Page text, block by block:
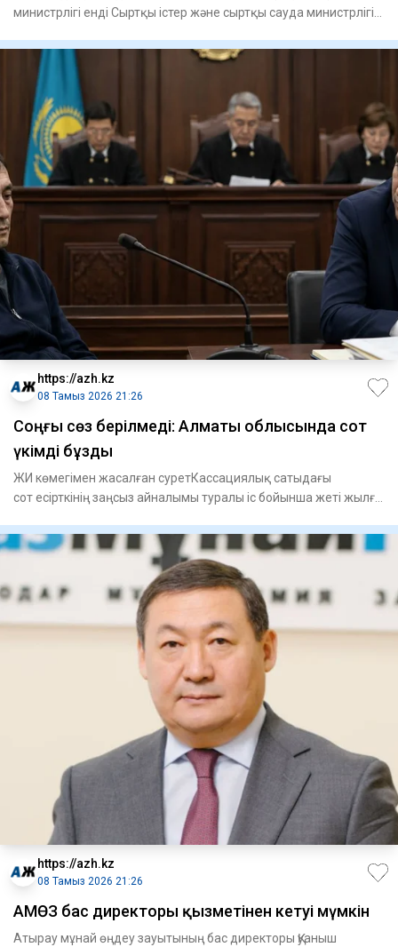
министрлігі енді Сыртқы істер және сыртқы сауда министрлігі
https://azh.kz
08 Тамыз 2026 21:26
​Соңғы сөз берілмеді: Алматы облысында сот
үкімді бұзды
ЖИ көмегімен жасалған суретКассациялық сатыдағы
сот есірткінің заңсыз айналымы туралы іс бойынша жеті жылға
https://azh.kz
08 Тамыз 2026 21:26
АМӨЗ бас директоры қызметінен кетуі мүмкін
Атырау мұнай өңдеу зауытының бас директоры Қуаныш